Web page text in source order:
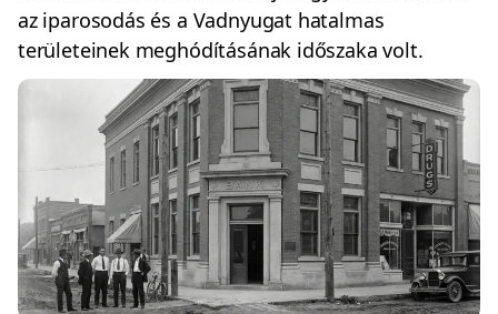
az iparosodás és a Vadnyugat hatalmas
területeinek meghódításának időszaka volt.